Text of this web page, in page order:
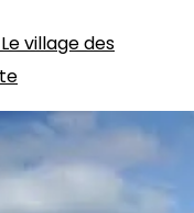
Le village des